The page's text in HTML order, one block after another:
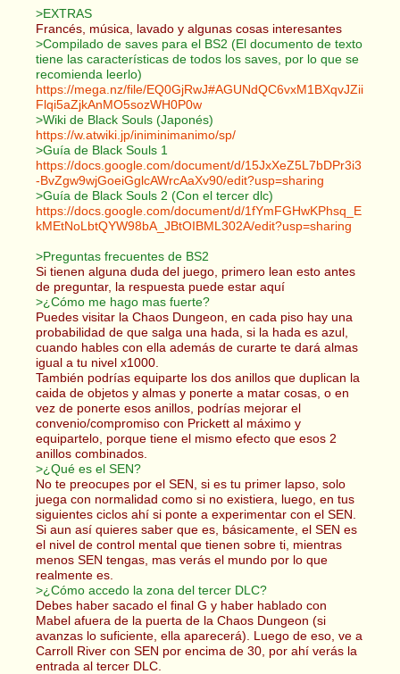
>EXTRAS
Francés, música, lavado y algunas cosas interesantes
>Compilado de saves para el BS2 (El documento de texto
tiene las características de todos los saves, por lo que se
recomienda leerlo)
https://mega.nz/file/EQ0GjRwJ#AGUNdQC6vxM1BXqvJZii
Flqi5aZjkAnMO5sozWH0P0w
>Wiki de Black Souls (Japonés)
https://w.atwiki.jp/iniminimanimo/sp/
>Guía de Black Souls 1
https://docs.google.com/document/d/15JxXeZ5L7bDPr3i3
-BvZgw9wjGoeiGglcAWrcAaXv90/edit?usp=sharing
>Guía de Black Souls 2 (Con el tercer dlc)
https://docs.google.com/document/d/1fYmFGHwKPhsq_E
kMEtNoLbtQYW98bA_JBtOIBML302A/edit?usp=sharing
>Preguntas frecuentes de BS2
Si tienen alguna duda del juego, primero lean esto antes
de preguntar, la respuesta puede estar aquí
>¿Cómo me hago mas fuerte?
Puedes visitar la Chaos Dungeon, en cada piso hay una
probabilidad de que salga una hada, si la hada es azul,
cuando hables con ella además de curarte te dará almas
igual a tu nivel x1000.
También podrías equiparte los dos anillos que duplican la
caida de objetos y almas y ponerte a matar cosas, o en
vez de ponerte esos anillos, podrías mejorar el
convenio/compromiso con Prickett al máximo y
equipartelo, porque tiene el mismo efecto que esos 2
anillos combinados.
>¿Qué es el SEN?
No te preocupes por el SEN, si es tu primer lapso, solo
juega con normalidad como si no existiera, luego, en tus
siguientes ciclos ahí si ponte a experimentar con el SEN.
Si aun así quieres saber que es, básicamente, el SEN es
el nivel de control mental que tienen sobre ti, mientras
menos SEN tengas, mas verás el mundo por lo que
realmente es.
>¿Cómo accedo la zona del tercer DLC?
Debes haber sacado el final G y haber hablado con
Mabel afuera de la puerta de la Chaos Dungeon (si
avanzas lo suficiente, ella aparecerá). Luego de eso, ve a
Carroll River con SEN por encima de 30, por ahí verás la
entrada al tercer DLC.